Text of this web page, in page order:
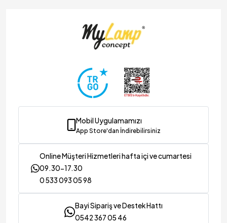
Mobil Uygulamamızı
App Store'dan İndirebilirsiniz
Online Müşteri Hizmetleri hafta içi ve cumartesi
09.30-17.30
0 533 093 05 98
Bayi Sipariş ve Destek Hattı
0542 367 05 46